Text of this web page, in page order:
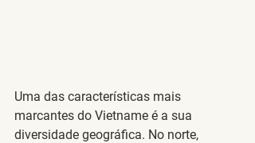
Uma das características mais
marcantes do Vietname é a sua
diversidade geográfica. No norte,